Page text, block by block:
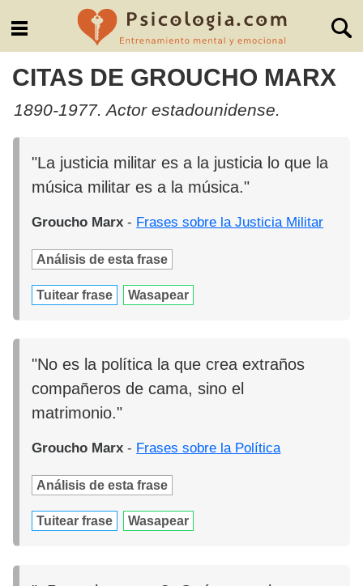
CITAS DE GROUCHO MARX
1890-1977. Actor estadounidense.
"La justicia militar es a la justicia lo que la
música militar es a la música."
Groucho Marx - Frases sobre la Justicia Militar
Análisis de esta frase
Tuitear frase Wasapear
"No es la política la que crea extraños
compañeros de cama, sino el
matrimonio."
Groucho Marx - Frases sobre la Política
Análisis de esta frase
Tuitear frase Wasapear